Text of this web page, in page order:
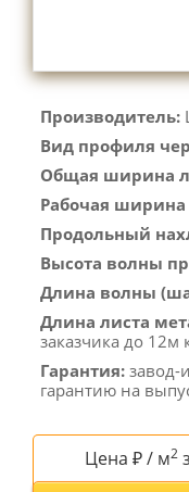
Производитель:
Вид профиля
Общая ширина
Рабочая
Продольный
Высота волны
Длина волны
Длина листа
заказчика до 12м
Гарантия: завод-
гарантию на
Цена ₽ / м2